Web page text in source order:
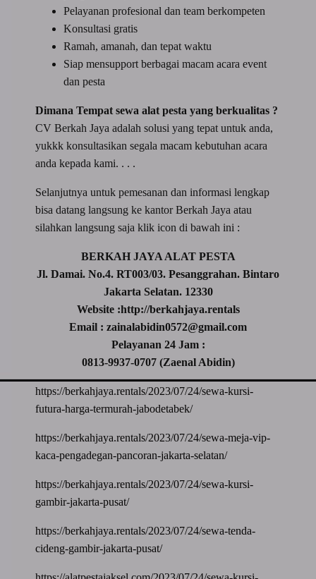
Pelayanan profesional dan team berkompeten
Konsultasi gratis
Ramah, amanah, dan tepat waktu
Siap mensupport berbagai macam acara event
dan pesta
Dimana Tempat sewa alat pesta yang berkualitas ?
CV Berkah Jaya adalah solusi yang tepat untuk anda,
yukkk konsultasikan segala macam kebutuhan acara
anda kepada kami. . . .
Selanjutnya untuk pemesanan dan informasi lengkap
bisa datang langsung ke kantor Berkah Jaya atau
silahkan langsung saja klik icon di bawah ini :
BERKAH JAYA ALAT PESTA
Jl. Damai. No.4. RT003/03. Pesanggrahan. Bintaro
Jakarta Selatan. 12330
Website :http://berkahjaya.rentals
Email : zainalabidin0572@gmail.com
Pelayanan 24 Jam :
0813-9937-0707 (Zaenal Abidin)
https://berkahjaya.rentals/2023/07/24/sewa-kursi-
futura-harga-termurah-jabodetabek/
https://berkahjaya.rentals/2023/07/24/sewa-meja-vip-
kaca-pengadegan-pancoran-jakarta-selatan/
https://berkahjaya.rentals/2023/07/24/sewa-kursi-
gambir-jakarta-pusat/
https://berkahjaya.rentals/2023/07/24/sewa-tenda-
cideng-gambir-jakarta-pusat/